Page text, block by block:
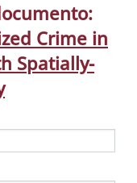
Crime in
Spatially-